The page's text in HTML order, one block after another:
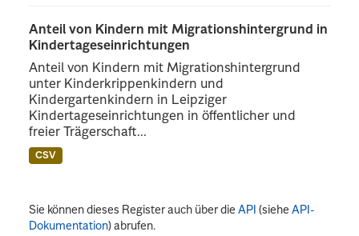
Anteil von Kindern mit Migrationshintergrund in
Kindertageseinrichtungen
Anteil von Kindern mit Migrationshintergrund
unter Kinderkrippenkindern und
Kindergartenkindern in Leipziger
Kindertageseinrichtungen in öffentlicher und
freier Trägerschaft...
CSV
Sie können dieses Register auch über dieAPI (sieheAPI-
Dokumentation) abrufen.